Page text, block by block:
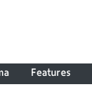
Features